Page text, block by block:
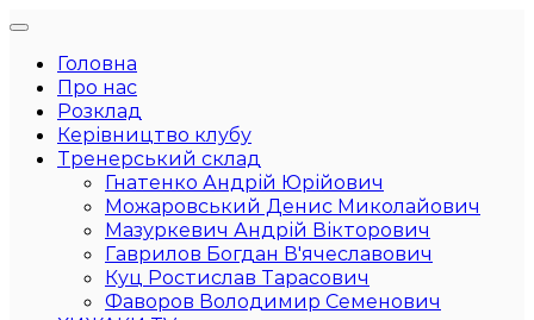
Головна
Про нас
Розклад
Керівництво клубу
Тренерський склад
Гнатенко Андрій Юрійович
Можаровський Денис Миколайович
Мазуркевич Андрій Вікторович
Гаврилов Богдан В'ячеславович
Куц Ростислав Тарасович
Фаворов Володимир Семенович